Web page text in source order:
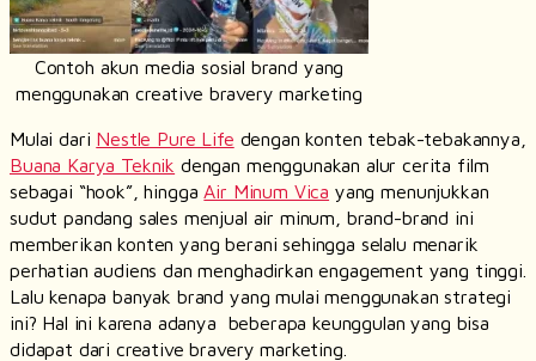
Contoh akun media sosial brand yang
menggunakan creative bravery marketing
Mulai dari Nestle Pure Life dengan konten tebak-tebakannya,
Buana Karya Teknik dengan menggunakan alur cerita film
sebagai “hook”, hingga Air Minum Vica yang menunjukkan
sudut pandang sales menjual air minum, brand-brand ini
memberikan konten yang berani sehingga selalu menarik
perhatian audiens dan menghadirkanengagement yang tinggi.
Lalu kenapa banyak brand yang mulai menggunakan strategi
ini? Hal ini karena adanya beberapa keunggulan yang bisa
didapat dari creative bravery marketing